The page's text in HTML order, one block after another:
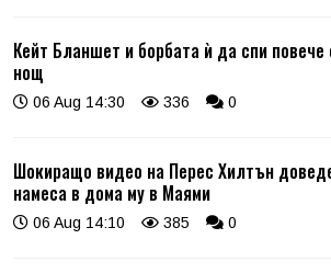
Кейт Бланшет и борбата ѝ да спи повече
нощ
06 Aug 14:30 336 0
Шокиращо видео на Перес Хилтън
намеса в дома му в Маями
06 Aug 14:10 385 0